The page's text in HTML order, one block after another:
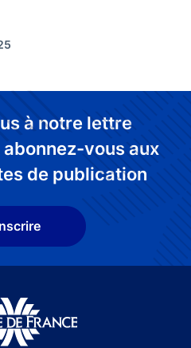
à notre lettre
vous aux
de publication